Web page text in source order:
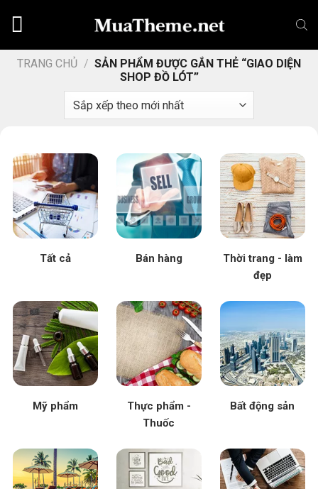
dungTRANG CHỦ / SẢN PHẨM ĐƯỢC GẮN THẺ “GIAO DIỆN
SHOP ĐỒ LÓT”
Tất cả Bán hàng
Thời trang - làm
đẹp
Mỹ phẩm
Thực phẩm -
Thuốc
Bất động sản